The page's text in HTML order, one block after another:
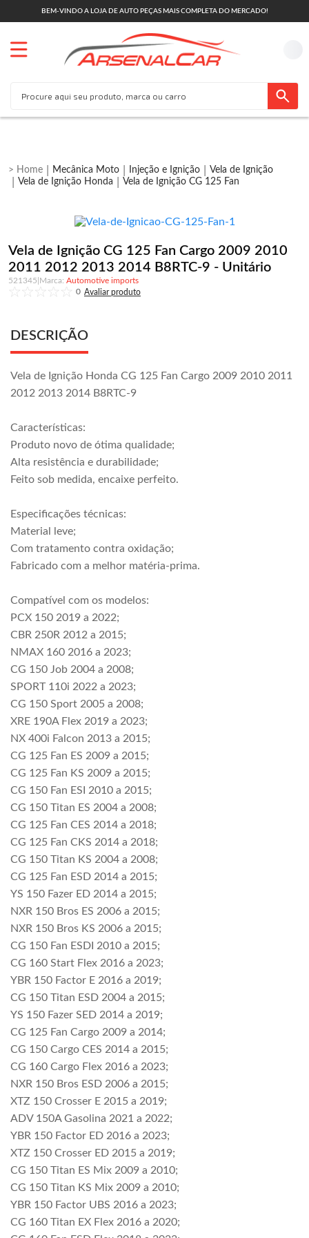
BEM-VINDO A LOJA DE AUTO PEÇAS MAIS COMPLETA DO MERCADO!
Mecânica Moto Injeção e Ignição
Vela de Ignição
Vela de Ignição Honda
Vela de Ignição CG 125 Fan
Vela de Ignição CG 125 Fan Cargo 2009 2010
2011 2012 2013 2014 B8RTC-9 - Unitário
521345
Automotive imports
0
DESCRIÇÃO
Vela de Ignição Honda CG 125 Fan Cargo 2009 2010 2011
2012 2013 2014 B8RTC-9
Características:
Produto novo de ótima qualidade;
Alta resistência e durabilidade;
Feito sob medida, encaixe perfeito.
Especificações técnicas:
Material leve;
Com tratamento contra oxidação;
Fabricado com a melhor matéria-prima.
Compatível com os modelos:
PCX 150 2019 a 2022;
CBR 250R 2012 a 2015;
NMAX 160 2016 a 2023;
CG 150 Job 2004 a 2008;
SPORT 110i 2022 a 2023;
CG 150 Sport 2005 a 2008;
XRE 190A Flex 2019 a 2023;
NX 400i Falcon 2013 a 2015;
CG 125 Fan ES 2009 a 2015;
CG 125 Fan KS 2009 a 2015;
CG 150 Fan ESI 2010 a 2015;
CG 150 Titan ES 2004 a 2008;
CG 125 Fan CES 2014 a 2018;
CG 125 Fan CKS 2014 a 2018;
CG 150 Titan KS 2004 a 2008;
CG 125 Fan ESD 2014 a 2015;
YS 150 Fazer ED 2014 a 2015;
NXR 150 Bros ES 2006 a 2015;
NXR 150 Bros KS 2006 a 2015;
CG 150 Fan ESDI 2010 a 2015;
CG 160 Start Flex 2016 a 2023;
YBR 150 Factor E 2016 a 2019;
CG 150 Titan ESD 2004 a 2015;
YS 150 Fazer SED 2014 a 2019;
CG 125 Fan Cargo 2009 a 2014;
CG 150 Cargo CES 2014 a 2015;
CG 160 Cargo Flex 2016 a 2023;
NXR 150 Bros ESD 2006 a 2015;
XTZ 150 Crosser E 2015 a 2019;
ADV 150A Gasolina 2021 a 2022;
YBR 150 Factor ED 2016 a 2023;
XTZ 150 Crosser ED 2015 a 2019;
CG 150 Titan ES Mix 2009 a 2010;
CG 150 Titan KS Mix 2009 a 2010;
YBR 150 Factor UBS 2016 a 2023;
CG 160 Titan EX Flex 2016 a 2020;